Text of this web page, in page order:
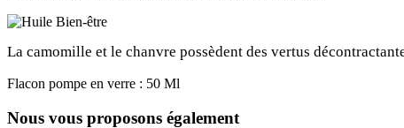
La camomille et le chanvre possèdent des vertus
Flacon pompe en verre : 50 Ml
Nous vous proposons également